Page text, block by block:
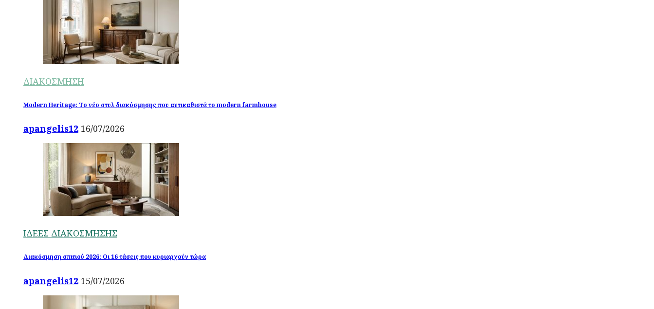
ΔΙΑΚΟΣΜΗΣΗ
Modern Heritage: Το νέο στυλ διακόσμησης που αντικαθιστά το modern farmhouse
apangelis12 16/07/2026
ΙΔΕΕΣ ΔΙΑΚΟΣΜΗΣΗΣ
Διακόσμηση σπιτιού 2026: Οι 16 τάσεις που κυριαρχούν τώρα
apangelis12 15/07/2026